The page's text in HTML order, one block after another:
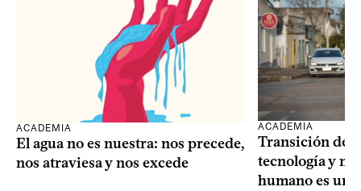
ACADEMIA
El agua no es nuestra: nos precede,
nos atraviesa y nos excede
ACADEMIA
Transición
tecnología y
humano es